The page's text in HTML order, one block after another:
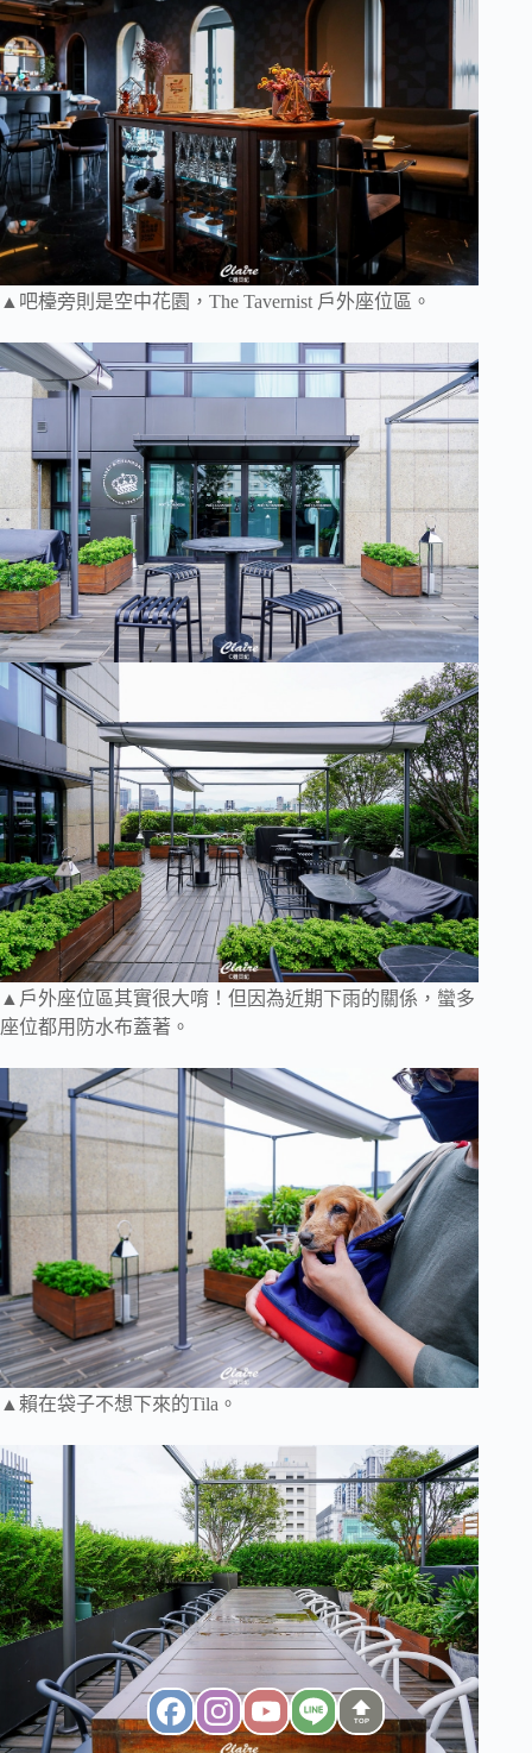
▲吧檯旁則是空中花園，The Tavernist 戶外座位區。
▲戶外座位區其實很大唷！但因為近期下雨的關係，蠻多
座位都用防水布蓋著。
▲賴在袋子不想下來的Tila。
TOP